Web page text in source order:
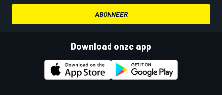
ABONNEER
Download onze app